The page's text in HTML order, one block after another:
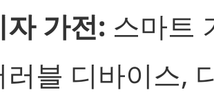
자 가전: 스마트
러블 디바이스,